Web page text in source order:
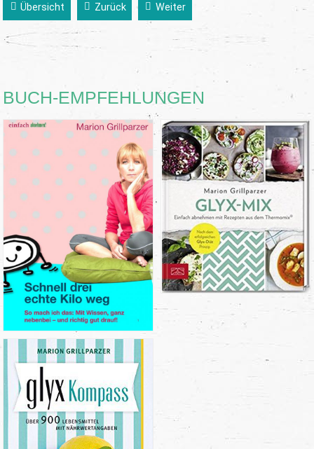
Übersicht Zurück Weiter
BUCH-EMPFEHLUNGEN